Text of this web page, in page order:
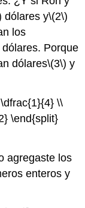
dólares y\(2\)
los
dólares. Porque
dólares\(3\) y
\\
\end{split}
agregaste los
enteros y